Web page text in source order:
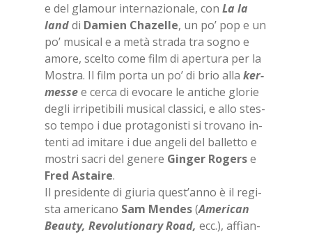
e del gla­mour in­ter­na­zio­na­le, con La la
landdi Da­mien Cha­zel­le, un po’ pop e un
po’ mu­si­cal e a metà stra­da tra so­gno e
amo­re, scel­to come film di aper­tu­ra per la
Mo­stra. Il film por­ta un po’ di brio alla ker­
mes­see cer­ca di evo­ca­re le an­ti­che glo­rie
de­gli ir­ri­pe­ti­bi­li mu­si­cal clas­si­ci, e allo stes­
so tem­po i due pro­ta­go­ni­sti si tro­va­no in­
ten­ti ad imi­ta­re i due an­ge­li del bal­let­to e
mo­stri sa­cri del ge­ne­re Gin­ger Ro­gerse
Fred Astai­re.
Il pre­si­den­te di giu­ria que­st’an­no è il re­gi­
sta ame­ri­ca­no Sam Men­des(Ame­ri­can
Beau­ty, Re­vo­lu­tio­na­ry Road, ecc.), af­fian­